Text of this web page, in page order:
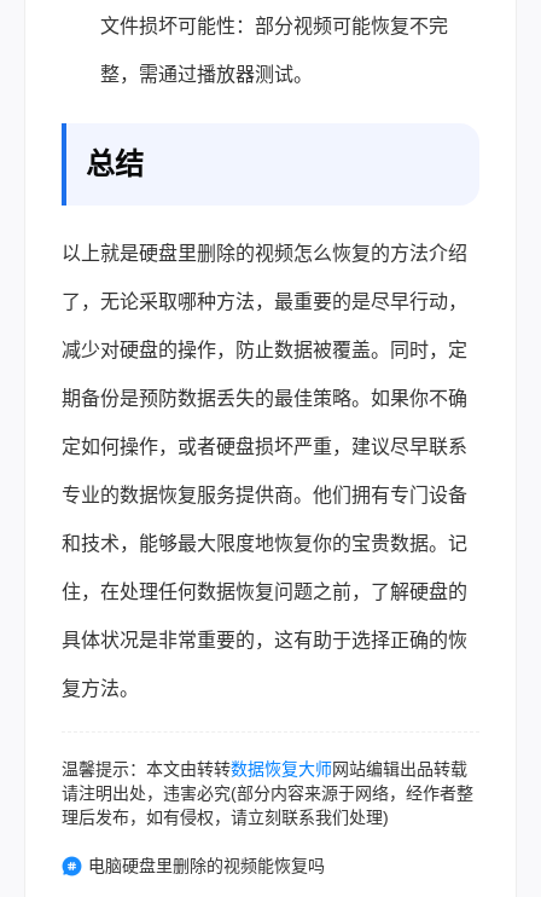
文件损坏可能性：部分视频可能恢复不完
整，需通过播放器测试。
总结
以上就是硬盘里删除的视频怎么恢复的方法介绍
了，无论采取哪种方法，最重要的是尽早行动，
减少对硬盘的操作，防止数据被覆盖。同时，定
期备份是预防数据丢失的最佳策略。如果你不确
定如何操作，或者硬盘损坏严重，建议尽早联系
专业的数据恢复服务提供商。他们拥有专门设备
和技术，能够最大限度地恢复你的宝贵数据。记
住，在处理任何数据恢复问题之前，了解硬盘的
具体状况是非常重要的，这有助于选择正确的恢
复方法。
温馨提示：本文由转转数据恢复大师网站编辑出品转载
请注明出处，违害必究(部分内容来源于网络，经作者整
理后发布，如有侵权，请立刻联系我们处理)
电脑硬盘里删除的视频能恢复吗